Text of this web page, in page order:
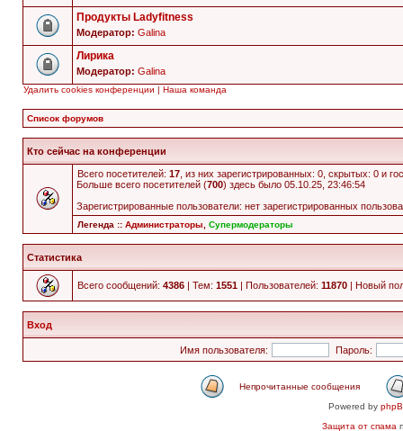
Продукты Ladyfitness
Модератор: Galina
Лирика
Модератор: Galina
Удалить cookies конференции | Наша команда
Список форумов
Кто сейчас на конференции
Всего посетителей: 17 , из них зарегистрированных: 0, скрытых: 0 и
Больше всего посетителей (700) здесь было 05.10.25, 23:46:54
Зарегистрированные пользователи: нет зарегистрированных
Легенда :: Администраторы Супермодераторы
Статистика
Всего сообщений: 4386 | Тем: 1551 | Пользователей: 11870 | Новый
Вход
Имя пользователя: Пароль:
Непрочитанные сообщения
Powered by
Защита от спама